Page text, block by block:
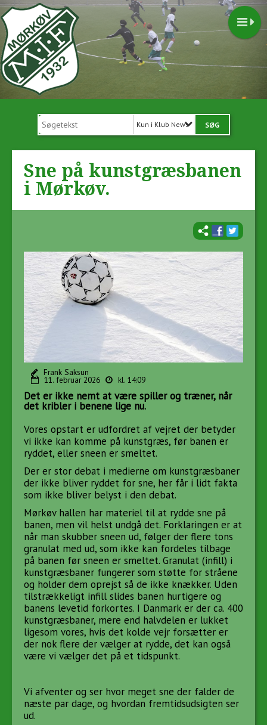
Kun i Klub News
Sne på kunstgræsbanen
i Mørkøv.
Frank Saksun
11. februar 2026 kl. 14:09
Det er ikke nemt at være spiller og træner, når
det kribler i benene lige nu.
Vores opstart er udfordret af vejret der betyder
vi ikke kan komme på kunstgræs, før banen er
ryddet, eller sneen er smeltet.
Der er stor debat i medierne om kunstgræsbaner
der ikke bliver ryddet for sne, her får i lidt fakta
som ikke bliver belyst i den debat.
Mørkøv hallen har materiel til at rydde sne på
banen, men vil helst undgå det. Forklaringen er at
når man skubber sneen ud, følger der flere tons
granulat med ud, som ikke kan fordeles tilbage
på banen før sneen er smeltet. Granulat (infill) i
kunstgræsbaner fungerer som støtte for stråene
og holder dem oprejst så de ikke knækker. Uden
tilstrækkeligt infill slides banen hurtigere og
banens levetid forkortes. I Danmark er der ca. 400
kunstgræsbaner, mere end halvdelen er lukket
ligesom vores, hvis det kolde vejr forsætter er
der nok flere der vælger at rydde, det kan også
være vi vælger det på et tidspunkt.
Vi afventer og ser hvor meget sne der falder de
næste par dage, og hvordan fremtidsudsigten ser
ud.